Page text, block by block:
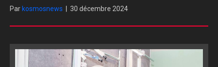
Par kosmosnews 30 décembre 2024